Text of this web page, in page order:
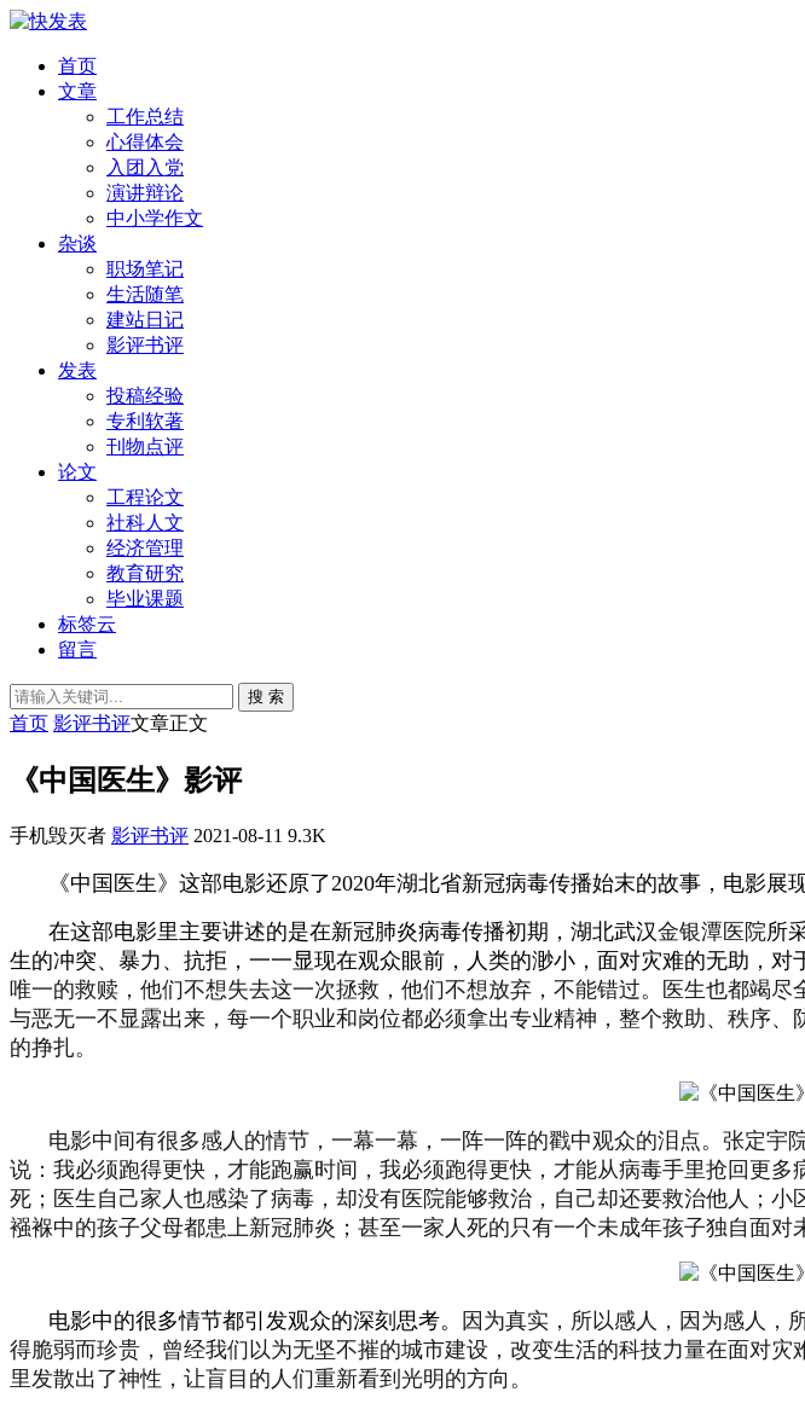
首页
文章
工作总结
心得体会
入团入党
演讲辩论
中小学作文
杂谈
职场笔记
生活随笔
建站日记
影评书评
发表
投稿经验
专利软著
刊物点评
论文
工程论文
社科人文
经济管理
教育研究
毕业课题
标签云
留言
搜 索
首页 影评书评文章正文
《中国医生》影评
手机毁灭者 影评书评 2021-08-11 9.3K
《中国医生》这部电影还原了2020年湖北省新冠病毒传播始末的故事，电影展
在这部电影里主要讲述的是在新冠肺炎病毒传播初期，湖北武汉金银潭医院所
生的冲突、暴力、抗拒，一一显现在观众眼前，人类的渺小，面对灾难的无助，对
唯一的救赎，他们不想失去这一次拯救，他们不想放弃，不能错过。医生也都竭
与恶无一不显露出来，每一个职业和岗位都必须拿出专业精神，整个救助、秩序
的挣扎。
电影中间有很多感人的情节，一幕一幕，一阵一阵的戳中观众的泪点。张定
说：我必须跑得更快，才能跑赢时间，我必须跑得更快，才能从病毒手里抢回更
死；医生自己家人也感染了病毒，却没有医院能够救治，自己却还要救治他人；
襁褓中的孩子父母都患上新冠肺炎；甚至一家人死的只有一个未成年孩子独自面对
电影中的很多情节都引发观众的深刻思考。
因为真实，所以感人，因为感人，
得脆弱而珍贵，曾经我们以为无坚不摧的城市建设，改变生活的科技力量在面对
里发散出了神性，让盲目的人们重新看到光明的方向。